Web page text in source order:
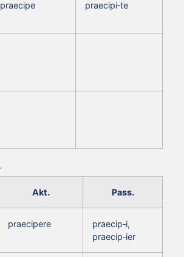
praecipe praecipi‑te
Akt. Pass.
praecipere
praecip‑i,
praecip‑ier